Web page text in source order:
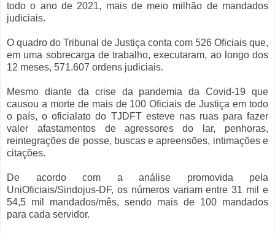
todo o ano de 2021, mais de meio milhão de mandados
judiciais.
O quadro do Tribunal de Justiça conta com 526 Oficiais que,
em uma sobrecarga de trabalho, executaram, ao longo dos
12 meses, 571.607 ordens judiciais.
Mesmo diante da crise da pandemia da Covid-19 que
causou a morte de mais de 100 Oficiais de Justiça em todo
o país, o oficialato do TJDFT esteve nas ruas para fazer
valer afastamentos de agressores do lar, penhoras,
reintegrações de posse, buscas e apreensões, intimações e
citações.
De acordo com a análise promovida pela
UniOficiais/Sindojus-DF, os números variam entre 31 mil e
54,5 mil mandados/mês, sendo mais de 100 mandados
para cada servidor.